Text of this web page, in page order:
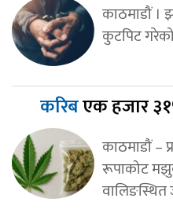
काठमाडौं ।
कुटपिट
करिबएक हजार
काठमाडौं –
रूपाकोट
वालिङस्थित